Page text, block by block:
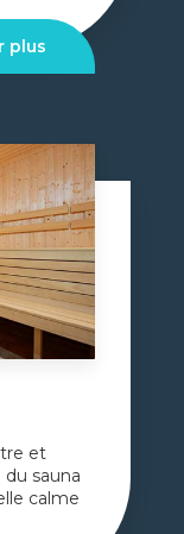
plus
et
du sauna
calme